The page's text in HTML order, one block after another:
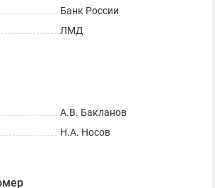
Банк России
ЛМД
А.В. Бакланов
Н.А. Носов